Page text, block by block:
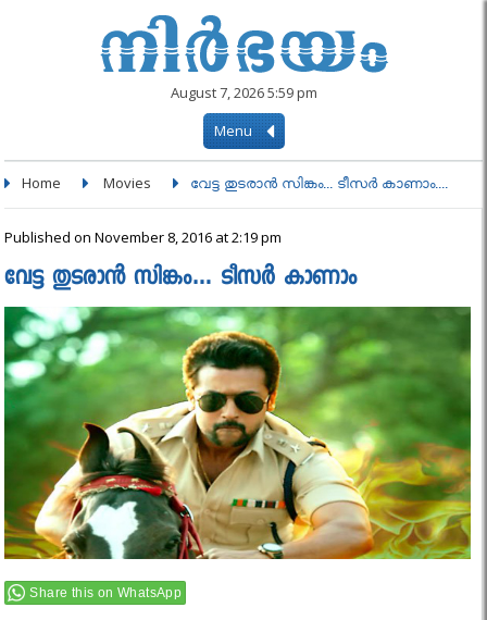
August 7, 2026 5:59 pm
Menu
Home Movies വേട്ട തുടരാന്‍ സിങ്കം... ടീസര്‍ കാണാം....
Published on November 8, 2016 at 2:19 pm
വേട്ട തുടരാന്‍ സിങ്കം… ടീസര്‍ കാണാം
Share this on WhatsApp